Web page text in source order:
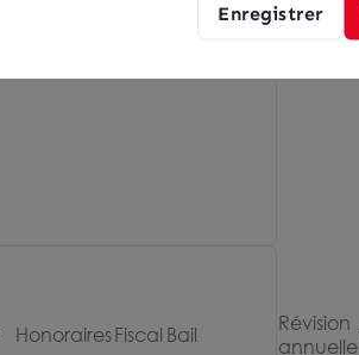
HonorairesFiscal Bail
Révision
annuelle
Enregistrer